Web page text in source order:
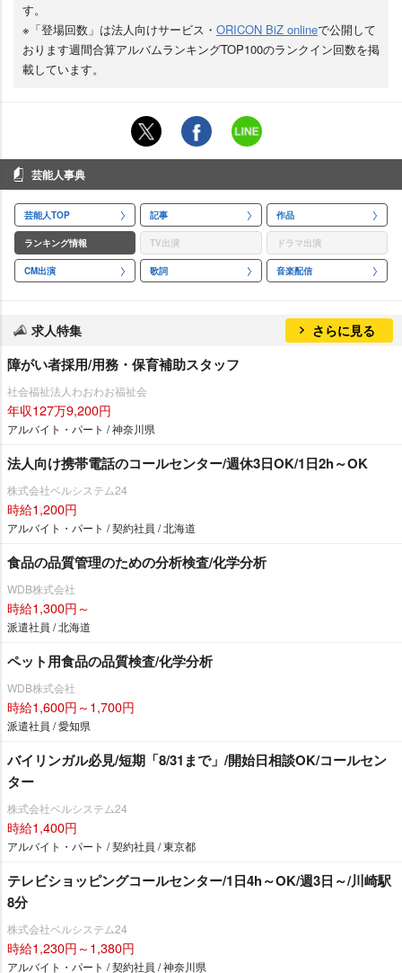
す。
※「登場回数」は法人向けサービス・ ORICON BiZ onlineで公開して
おります週間合算アルバムランキングTOP100のランクイン回数を掲
載しています。
芸能人事典
芸能人TOP 記事 作品
ランキング情報 TV出演 ドラマ出演
CM出演 歌詞 音楽配信
求人特集 さらに見る
障がい者採用/用務・保育補助スタッフ
社会福祉法人わおわお福祉会
年収127万9,200円
アルバイト・パート / 神奈川県
法人向け携帯電話のコールセンター/週休3日OK/1日2h～OK
株式会社ベルシステム24
時給1,200円
アルバイト・パート / 契約社員 / 北海道
食品の品質管理のための分析検査/化学分析
WDB株式会社
時給1,300円～
派遣社員 / 北海道
ペット用食品の品質検査/化学分析
WDB株式会社
時給1,600円～1,700円
派遣社員 / 愛知県
バイリンガル必見/短期「8/31まで」/開始日相談OK/コールセン
ター
株式会社ベルシステム24
時給1,400円
アルバイト・パート / 契約社員 / 東京都
テレビショッピングコールセンター/1日4h～OK/週3日～/川崎駅
8分
株式会社ベルシステム24
時給1,230円～1,380円
アルバイト・パート / 契約社員 / 神奈川県